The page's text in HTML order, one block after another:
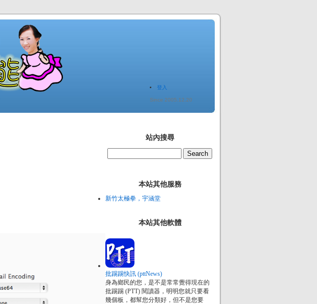
登入
Since 2005.12.20
站內搜尋
本站其他服務
新竹太極拳，宇涵堂
本站其他軟體
批踢踢快訊 (pttNews)
身為鄉民的您，是不是常常覺得現在的
批踢踢 (PTT) 閱讀器，明明您就只要看
幾個板，都幫您分類好，但不是您要